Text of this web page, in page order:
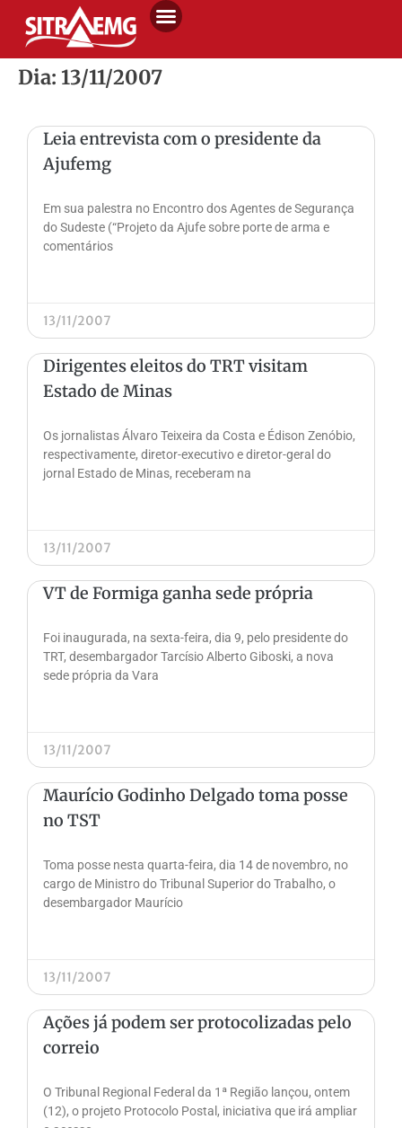
Dia: 13/11/2007
Leia entrevista com o presidente da
Ajufemg
Em sua palestra no Encontro dos Agentes de Segurança
do Sudeste (“Projeto da Ajufe sobre porte de arma e
comentários
13/11/2007
Dirigentes eleitos do TRT visitam
Estado de Minas
Os jornalistas Álvaro Teixeira da Costa e Édison Zenóbio,
respectivamente, diretor-executivo e diretor-geral do
jornal Estado de Minas, receberam na
13/11/2007
VT de Formiga ganha sede própria
Foi inaugurada, na sexta-feira, dia 9, pelo presidente do
TRT, desembargador Tarcísio Alberto Giboski, a nova
sede própria da Vara
13/11/2007
Maurício Godinho Delgado toma posse
no TST
Toma posse nesta quarta-feira, dia 14 de novembro, no
cargo de Ministro do Tribunal Superior do Trabalho, o
desembargador Maurício
13/11/2007
Ações já podem ser protocolizadas pelo
correio
O Tribunal Regional Federal da 1ª Região lançou, ontem
(12), o projeto Protocolo Postal, iniciativa que irá ampliar